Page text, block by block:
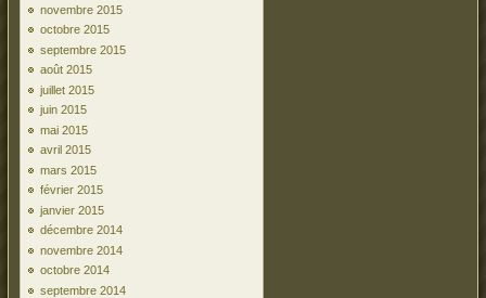
novembre 2015
octobre 2015
septembre 2015
août 2015
juillet 2015
juin 2015
mai 2015
avril 2015
mars 2015
février 2015
janvier 2015
décembre 2014
novembre 2014
octobre 2014
septembre 2014